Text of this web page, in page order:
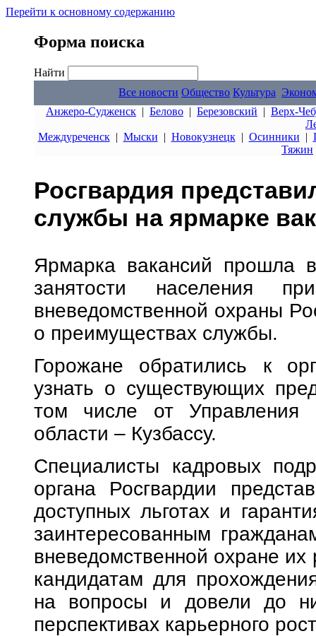
Перейти к основному содержанию
Форма поиска
Найти
Все новости Общество Культура
Анжеро-Судженск | Белово | Березовский | Верх-
Междуреченск| Мыски | Новокузнецк| Осинники |
Тяжин
Росгвардия
службы на ярмарке
Ярмарка вакансий прошла
занятости населения
вневедомственной охраны
о преимуществах службы.
Горожане обратились к
узнать о существующих
том числе от Управления
области – Кузбассу.
Специалисты кадровых
органа Росгвардии
доступных льготах и
заинтересованным
вневедомственной охране их
кандидатам для
на вопросы и довели до
перспективах карьерного